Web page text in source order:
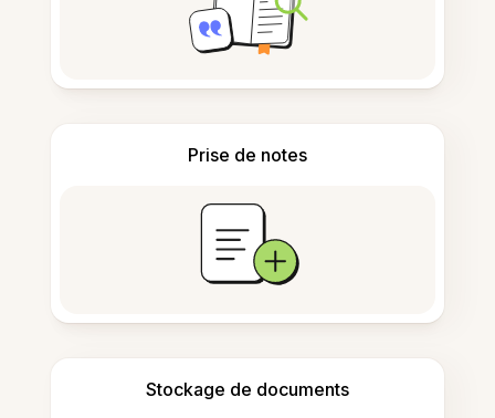
Prise de notes
Stockage de documents